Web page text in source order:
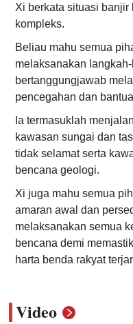
Xi berkata situasi
kompleks.
Beliau mahu semua
melaksanakan
bertanggungjawab
pencegahan dan
Ia termasuklah
kawasan sungai dan
tidak selamat serta
bencana geologi.
Xi juga mahu semua
amaran awal dan
melaksanakan semua
bencana demi
harta benda rakyat
Video